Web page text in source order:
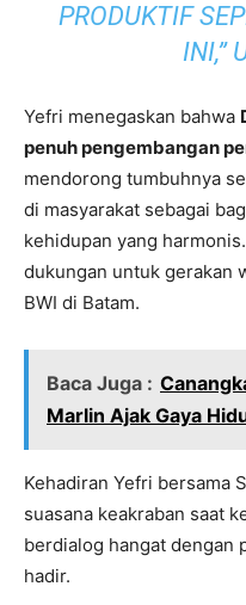
PRODUKTIF
INI,”
Yefri menegaskan bahwa
penuh pengembangan
mendorong tumbuhnya
di masyarakat sebagai
kehidupan yang
dukungan untuk gerakan
BWI di Batam.
Baca Juga :
Marlin Ajak Gaya
Kehadiran Yefri bersama
suasana keakraban saat
berdialog hangat dengan
hadir.